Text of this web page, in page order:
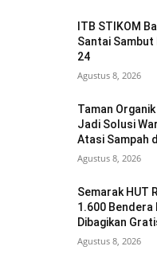
ITB STIKOM
Santai Sambut
24
Agustus 8, 2026
Taman
Jadi Solusi
Atasi Sampah
Agustus 8, 2026
Semarak HUT
1.600 Bendera
Dibagikan
Agustus 8, 2026